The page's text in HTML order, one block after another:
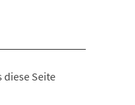
diese Seite